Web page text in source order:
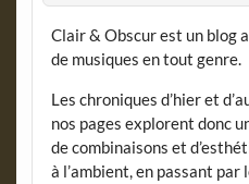
Clair & Obscur est un blog
de musiques en tout genre.
Les chroniques d’hier et
nos pages explorent donc
de combinaisons et
à l’ambient, en passant